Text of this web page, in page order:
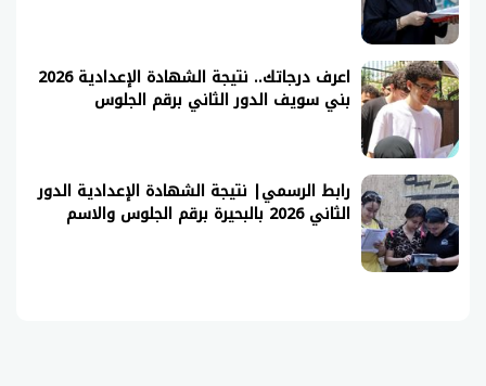
اعرف درجاتك.. نتيجة الشهادة الإعدادية 2026
بني سويف الدور الثاني برقم الجلوس
رابط الرسمي| نتيجة الشهادة الإعدادية الدور
الثاني 2026 بالبحيرة برقم الجلوس والاسم